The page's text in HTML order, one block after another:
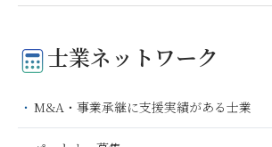
士業ネットワーク
M&A・事業承継に支援実績がある士業